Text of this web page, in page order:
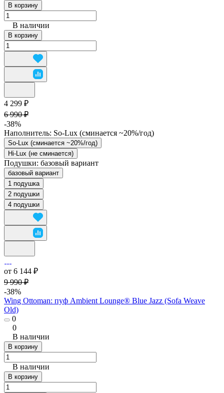
В корзину
В наличии
В корзину
4 299 ₽
6 990 ₽
-38%
Наполнитель: So-Lux (cминается ~20%/год)
So-Lux (cминается ~20%/год)
Hi-Lux (не сминается)
Подушки: базовый вариант
базовый вариант
1 подушка
2 подушки
4 подушки
от 6 144 ₽
9 990 ₽
-38%
Wing Ottoman: пуф Ambient Lounge® Blue Jazz (Sofa Weave
Old)
0
0
В наличии
В корзину
В наличии
В корзину